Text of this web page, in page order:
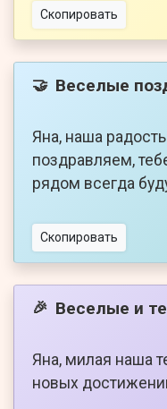
Скопировать
🤝 Веселые
Яна, наша
поздравляем,
рядом всегда
Скопировать
🎉 Веселые и
Яна, милая наша
новых